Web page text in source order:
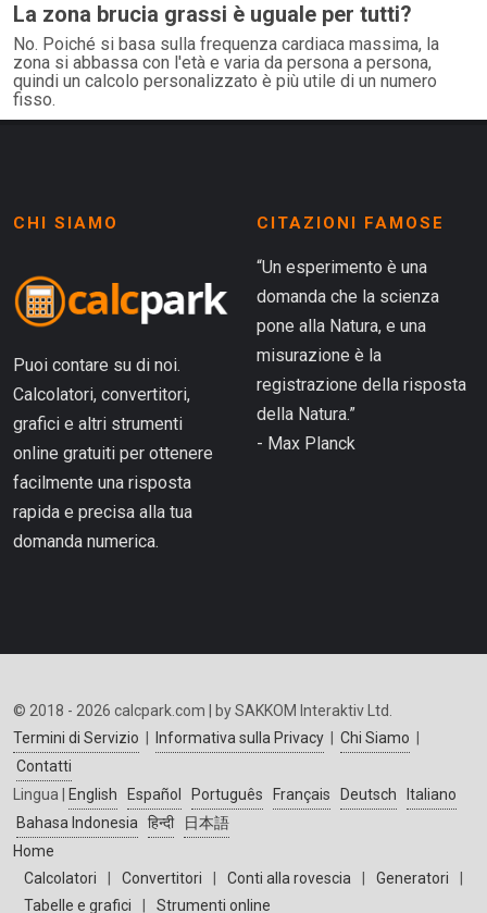
La zona brucia grassi è uguale per tutti?
No. Poiché si basa sulla frequenza cardiaca massima, la
zona si abbassa con l'età e varia da persona a persona,
quindi un calcolo personalizzato è più utile di un numero
fisso.
CHI SIAMO
Puoi contare su di noi.
Calcolatori, convertitori,
grafici e altri strumenti
online gratuiti per ottenere
facilmente una risposta
rapida e precisa alla tua
domanda numerica.
CITAZIONI FAMOSE
“Un esperimento è una
domanda che la scienza
pone alla Natura, e una
misurazione è la
registrazione della risposta
della Natura.”
- Max Planck
© 2018 - 2026 calcpark.com | by SAKKOM Interaktiv Ltd.
Termini di Servizio
Informativa sulla Privacy Chi Siamo
Contatti
Lingua |
English Español Português Français Deutsch
Italiano
Bahasa Indonesia
हिन्दी
日本語
Home
Calcolatori
Convertitori Conti alla rovescia Generatori
Tabelle e grafici
Strumenti online